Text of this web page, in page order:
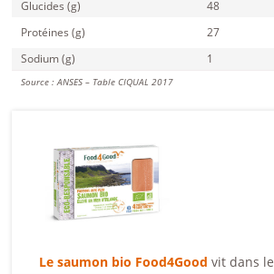
Source : ANSES – Table CIQUAL 2017
Glucides (g)
48
Protéines (g)
27
Sodium (g)
1
Le saumon bio Food4Good vit dans